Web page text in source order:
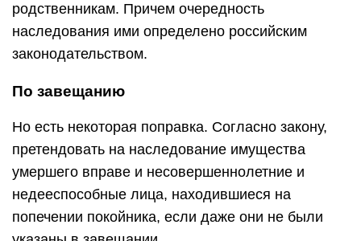
родственникам. Причем очередность
наследования ими определено российским
законодательством.
По завещанию
Но есть некоторая поправка. Согласно закону,
претендовать на наследование имущества
умершего вправе и несовершеннолетние и
недееспособные лица, находившиеся на
попечении покойника, если даже они не были